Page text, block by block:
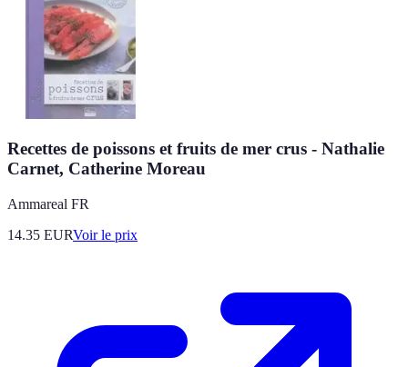
Recettes de poissons et fruits de mer crus - Nathalie
Carnet, Catherine Moreau
Ammareal FR
14.35 EURVoir le prix